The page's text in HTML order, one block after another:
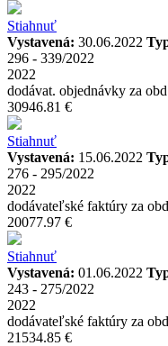
Stiahnuť
Vystavená: 30.06.2022
296 - 339/2022
2022
dodávat. objednávky za
30946.81 €
Stiahnuť
Vystavená: 15.06.2022
276 - 295/2022
2022
dodávateľské faktúry za
20077.97 €
Stiahnuť
Vystavená: 01.06.2022
243 - 275/2022
2022
dodávateľské faktúry za
21534.85 €